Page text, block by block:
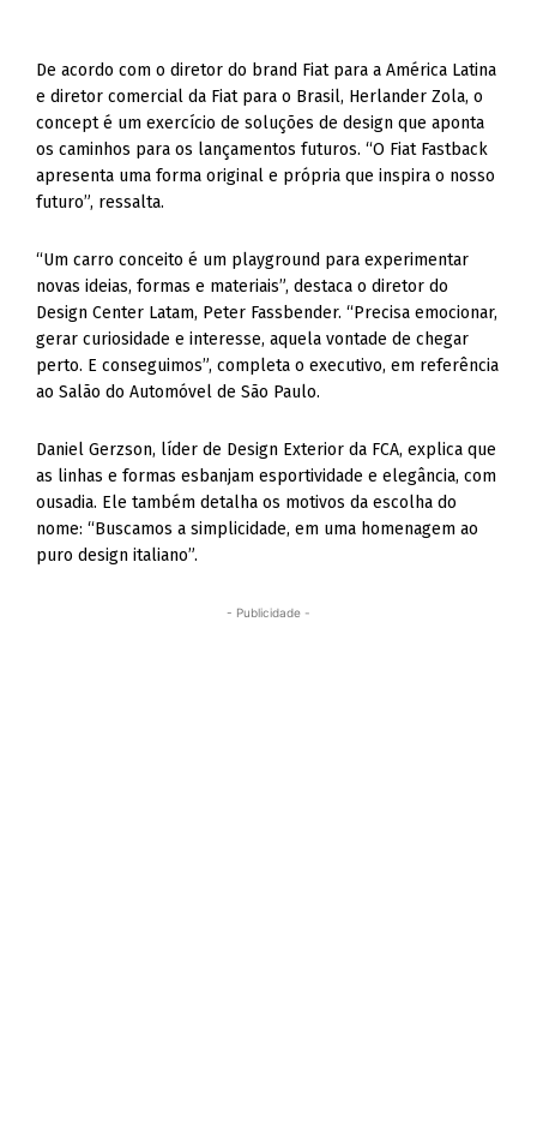
De acordo com o diretor do brand Fiat para a América Latina
e diretor comercial da Fiat para o Brasil, Herlander Zola, o
concept é um exercício de soluções de design que aponta
os caminhos para os lançamentos futuros. “O Fiat Fastback
apresenta uma forma original e própria que inspira o nosso
futuro”, ressalta.
“Um carro conceito é um playground para experimentar
novas ideias, formas e materiais”, destaca o diretor do
Design Center Latam, Peter Fassbender. “Precisa emocionar,
gerar curiosidade e interesse, aquela vontade de chegar
perto. E conseguimos”, completa o executivo, em referência
ao Salão do Automóvel de São Paulo.
Daniel Gerzson, líder de Design Exterior da FCA, explica que
as linhas e formas esbanjam esportividade e elegância, com
ousadia. Ele também detalha os motivos da escolha do
nome: “Buscamos a simplicidade, em uma homenagem ao
puro design italiano”.
- Publicidade -